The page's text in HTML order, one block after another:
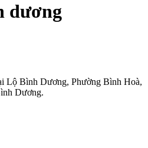
dương
Lộ Bình Dương, Phường Bình Hoà,
Dương.